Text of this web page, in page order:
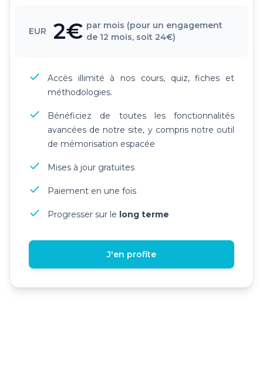
EUR 2€ par mois (pour un engagement
de 12 mois, soit 24€)
Accès illimité à nos cours, quiz, fiches et
méthodologies.
Bénéficiez de toutes les fonctionnalités
avancées de notre site, y compris notre outil
de mémorisation espacée
Mises à jour gratuites
Paiement en une fois
Progresser sur le long terme
J'en profite